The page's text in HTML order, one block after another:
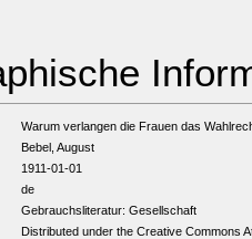
Warum verlangen die Frauen das
Bebel, August
1911-01-01
de
Gebrauchsliteratur: Gesellschaft
Distributed under the Creative Commons